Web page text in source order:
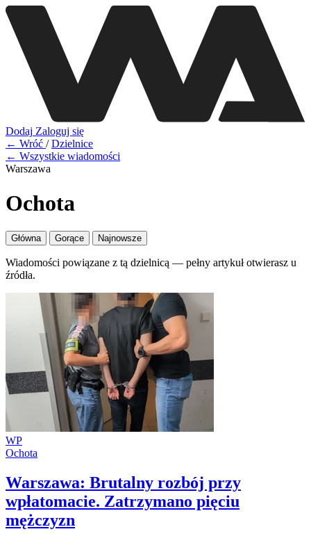
Dodaj Zaloguj się
← Wróć / Dzielnice
← Wszystkie wiadomości
Warszawa
Ochota
Główna Gorące Najnowsze
Wiadomości powiązane z tą dzielnicą — pełny artykuł otwierasz u
źródła.
WP
Ochota
Warszawa: Brutalny rozbój przy
wpłatomacie. Zatrzymano pięciu
mężczyzn